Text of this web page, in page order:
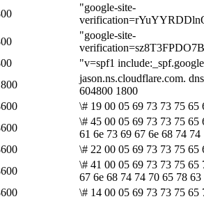
"google-site-
"google-site-
"v=spf1
jason.ns.cloudflare.com.
604800 1800
\# 19 00 05 69 73 73 75
\# 45 00 05 69 73 73 75 65
61 6e 73 69 67 6e 68 74
\# 22 00 05 69 73 73 75 65
\# 41 00 05 69 73 73 75 65
67 6e 68 74 74 70 65 78
\# 14 00 05 69 73 73 75 65